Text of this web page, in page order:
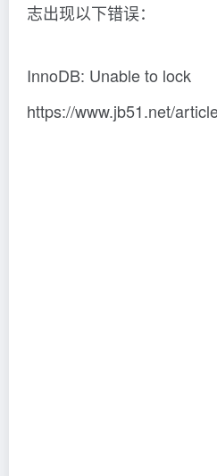
志出现以下错误：
InnoDB: Unable to lock
https://www.jb51.net/